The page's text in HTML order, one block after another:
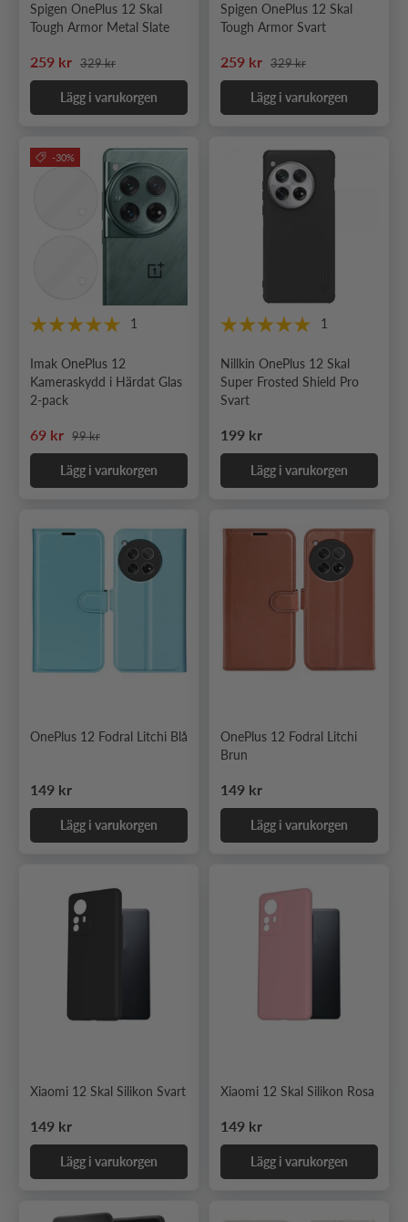
Spigen OnePlus 12 Skal
Tough Armor Metal Slate
Nedsatt pris
259 kr Ordinarie pris
329 kr
Lägg i varukorgen
Spigen OnePlus 12 Skal
Tough Armor Svart
Nedsatt pris
259 kr Ordinarie pris
329 kr
Lägg i varukorgen
-30%
1
Imak OnePlus 12
Kameraskydd i Härdat Glas
2-pack
Nedsatt pris
69 kr Ordinarie pris
99 kr
Lägg i varukorgen
1
Nillkin OnePlus 12 Skal
Super Frosted Shield Pro
Svart
Ordinarie pris
199 kr
Lägg i varukorgen
OnePlus 12 Fodral Litchi Blå
Ordinarie pris
149 kr
Lägg i varukorgen
OnePlus 12 Fodral Litchi
Brun
Ordinarie pris
149 kr
Lägg i varukorgen
Xiaomi 12 Skal Silikon Svart
Ordinarie pris
149 kr
Lägg i varukorgen
Xiaomi 12 Skal Silikon Rosa
Ordinarie pris
149 kr
Lägg i varukorgen